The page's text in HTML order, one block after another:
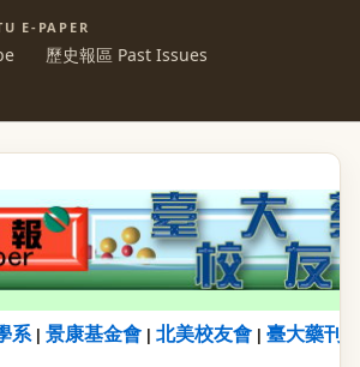
E-PAPER
歷史報區 Past Issues
系| 景康基金會 北美校友會 臺大藥刊